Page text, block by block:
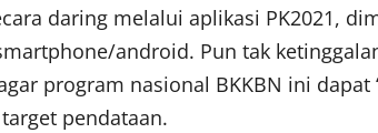
daring melalui aplikasi PK2021,
android. Pun tak
program nasional BKKBN ini dapat
pendataan.